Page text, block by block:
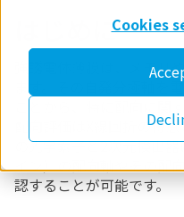
Cookies
はじめに
強誘電体薄膜は、メモリ
ます。その自発分極軸を
ことから、特に配向に関
配向評価はX線回折の得
の光学素子と2次元検出
イン）の配向軸やその配
認することが可能です。